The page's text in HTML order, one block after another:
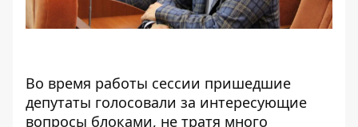
Во время работы сессии пришедшие
депутаты голосовали за интересующие
вопросы блоками, не тратя много